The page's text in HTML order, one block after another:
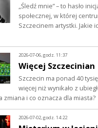
„Śledź mnie” – to hasło
społecznej, w której
Szczecinem artystki. Jakie
2026-07-06, godz. 11:37
Więcej Szczecinian
Szczecin ma ponad 40
więcej niż wynikało z
zmiana i co oznacza dla miasta?
2026-07-02, godz. 14:22